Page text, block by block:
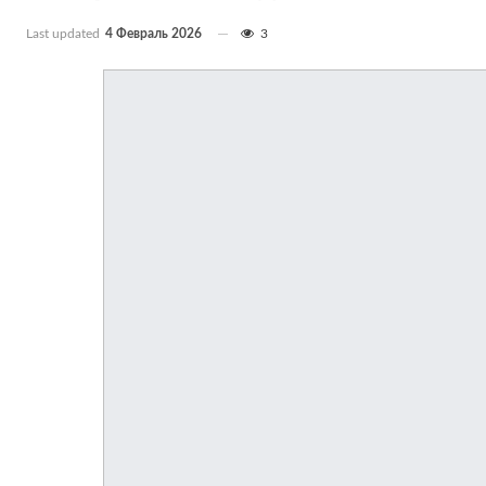
Last updated 4 Февраль 2026 3